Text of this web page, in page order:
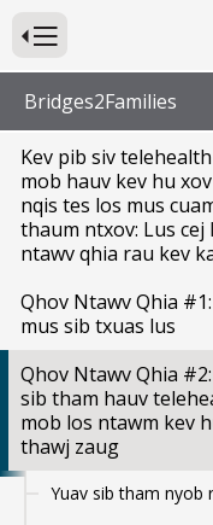
Nias txhawm rau Swb Qhov
Bridges2Families
Kev pib siv
mob hauv kev hu
nqis tes los mus
thaum ntxov: Lus cej
ntawv qhia rau kev
Qhov Ntawv Qhia
mus sib txuas lus
Qhov Ntawv Qhia
sib tham hauv
mob los ntawm kev
thawj zaug
Yuav sib tham nyob